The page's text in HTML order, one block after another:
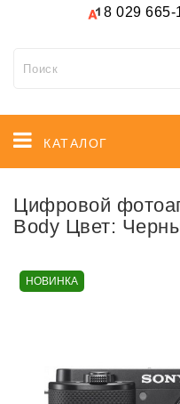
8 029 665-
КАТАЛОГ
Цифровой
Body Цвет:
НОВИНКА